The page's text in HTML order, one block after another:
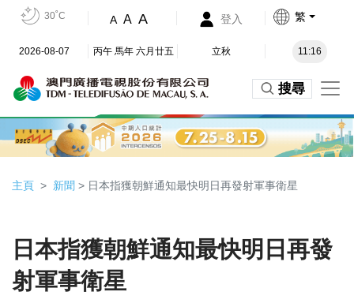
30˚C A A A 登入 繁
2026-08-07 丙午 馬年 六月廿五 立秋 11:16
搜尋
主頁 新聞 > 日本指獲朝鮮通知最快明日再發射軍事衛星
日本指獲朝鮮通知最快明日再發
射軍事衛星